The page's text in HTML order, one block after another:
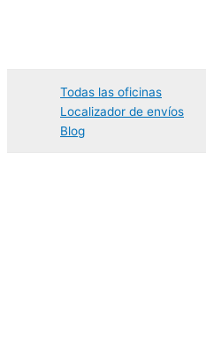
Todas las oficinas
Localizador de envíos
Blog